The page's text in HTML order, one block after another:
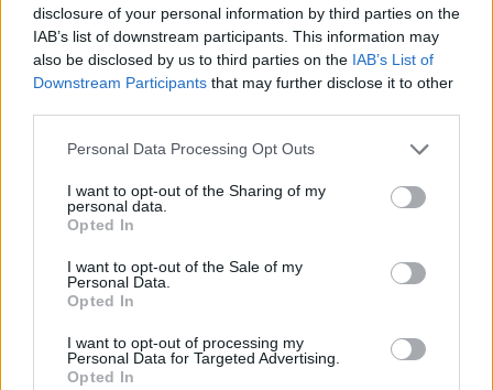
disclosure of your personal information by third parties on the
IAB’s list of downstream participants. This information may
also be disclosed by us to third parties on the IAB’s List of
Downstream Participants that may further disclose it to other
Personal Data Processing Opt Outs
I want to opt-out of the Sharing of my
personal data.
Opted In
I want to opt-out of the Sale of my
Personal Data.
Opted In
I want to opt-out of processing my
Personal Data for Targeted Advertising.
Opted In
ΑΠΟΨΕΙΣ